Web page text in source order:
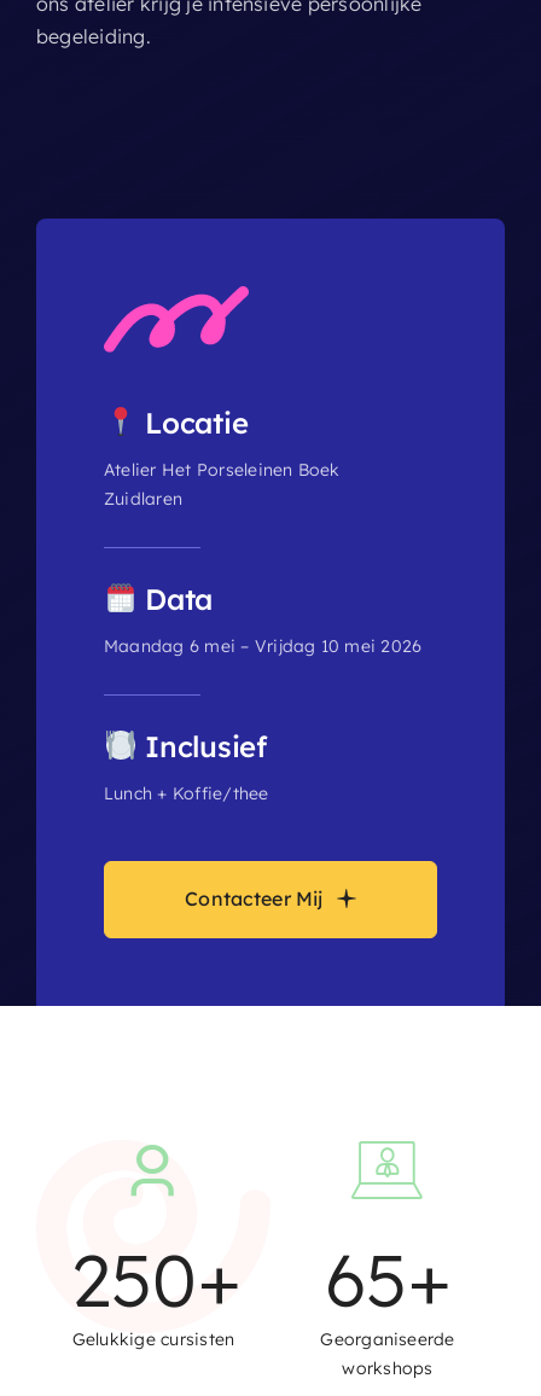
begeleiding.
Locatie
Atelier Het Porseleinen Boek
Zuidlaren
Data
Maandag 6 mei – Vrijdag 10 mei 2026
Inclusief
Lunch + Koffie/thee
Contacteer Mij
250+
Gelukkige cursisten
65+
Georganiseerde
workshops